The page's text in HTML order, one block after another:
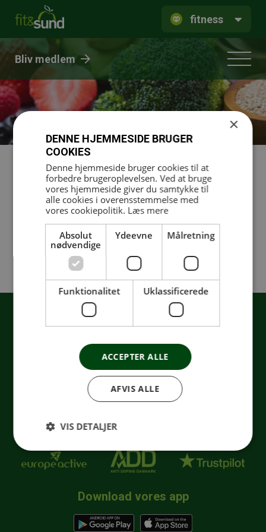
fitness
Bliv medlem
Mark Holtermann
Virksomhed: Tegnestuen Holtermann
mark@tegnestuen-holtermann.dk
Kontaktdit hus i dag
Download vores app
×
DENNE HJEMMESIDE BRUGER
COOKIES
Denne hjemmeside bruger cookies til at
forbedre brugeroplevelsen. Ved at bruge
vores hjemmeside giver du samtykke til
alle cookies i overensstemmelse med
vores cookiepolitik. Læs mere
Absolut
nødvendige
Ydeevne Målretning
Funktionalitet Uklassificerede
ACCEPTER ALLE
AFVIS ALLE
VIS DETALJER